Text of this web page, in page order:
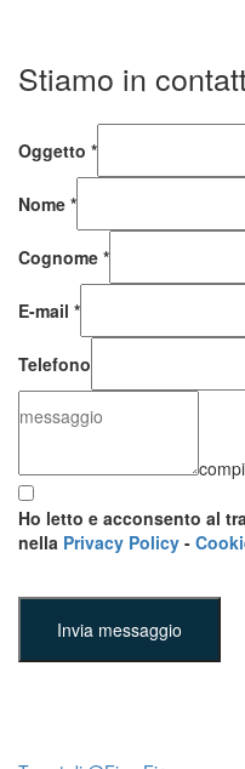
Stiamo in
Oggetto *
Nome *
Cognome *
E-mail *
Telefono
Ho letto e acconsento al
nella Privacy Policy -
Invia messaggio